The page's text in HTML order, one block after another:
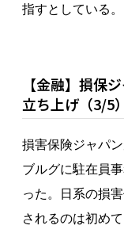
指すとしている。
【金融】損保
立ち上げ（3/5）
損害保険ジャパ
ブルグに駐在員
った。日系の損
されるのは初めて